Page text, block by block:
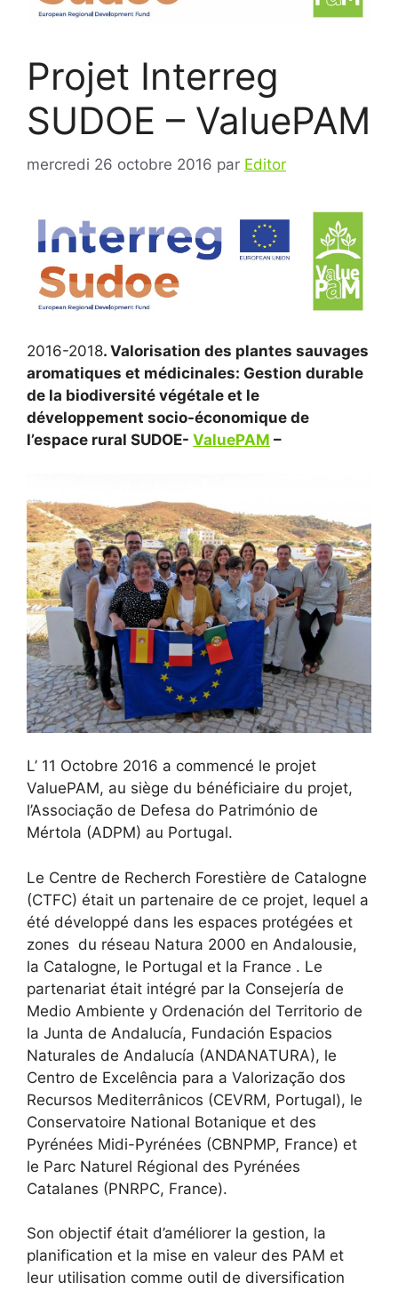
Projet Interreg
SUDOE – ValuePAM
mercredi 26 octobre 2016 par Editor
2016-2018. Valorisation des plantes sauvages
aromatiques et médicinales: Gestion durable
de la biodiversité végétale et le
développement socio-économique de
l’espace rural SUDOE- ValuePAM –
L’ 11 Octobre 2016 a commencé le projet
ValuePAM, au siège du bénéficiaire du projet,
l’Associação de Defesa do Património de
Mértola (ADPM) au Portugal.
Le Centre de Recherch Forestière de Catalogne
(CTFC) était un partenaire de ce projet, lequel a
été développé dans les espaces protégées et
zones du réseau Natura 2000 en Andalousie,
la Catalogne, le Portugal et la France . Le
partenariat était intégré par la Consejería de
Medio Ambiente y Ordenación del Territorio de
la Junta de Andalucía, Fundación Espacios
Naturales de Andalucía (ANDANATURA), le
Centro de Excelência para a Valorização dos
Recursos Mediterrânicos (CEVRM, Portugal), le
Conservatoire National Botanique et des
Pyrénées Midi-Pyrénées (CBNPMP, France) et
le Parc Naturel Régional des Pyrénées
Catalanes (PNRPC, France).
Son objectif était d’améliorer la gestion, la
planification et la mise en valeur des PAM et
leur utilisation comme outil de diversification